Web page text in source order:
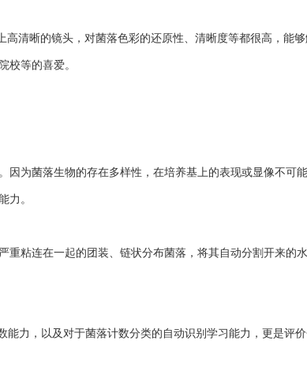
清晰的镜头，对菌落色彩的还原性、清晰度等都很高，能
校等的喜爱。
为菌落生物的存在多样性，在培养基上的表现或显像不可
力。
粘连在一起的团装、链状分布菌落，将其自动分割开来的
力，以及对于菌落计数分类的自动识别学习能力，更是评价